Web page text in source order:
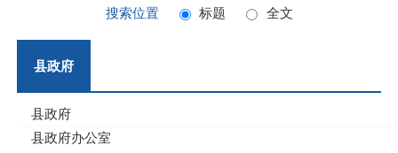
搜索位置 标题 全文
县政府
县政府
县政府办公室